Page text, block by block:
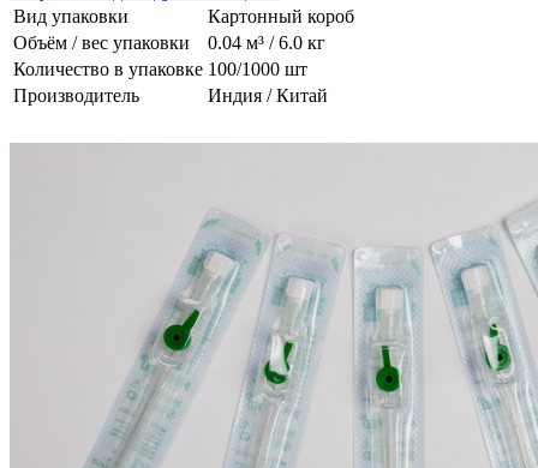
Вид упаковки
Картонный короб
Объём / вес упаковки
0.04 м³ / 6.0 кг
Количество в упаковке 100/1000 шт
Производитель
Индия / Китай